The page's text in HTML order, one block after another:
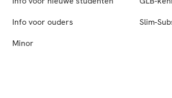
Info voor ouders
Minor
Slim-